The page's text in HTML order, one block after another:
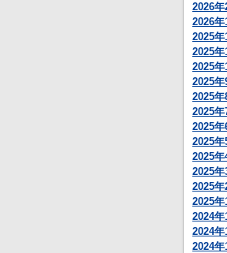
2026年
2026年
2025年
2025年
2025年
2025年
2025年
2025年
2025年
2025年
2025年
2025年
2025年
2025年
2024年
2024年
2024年